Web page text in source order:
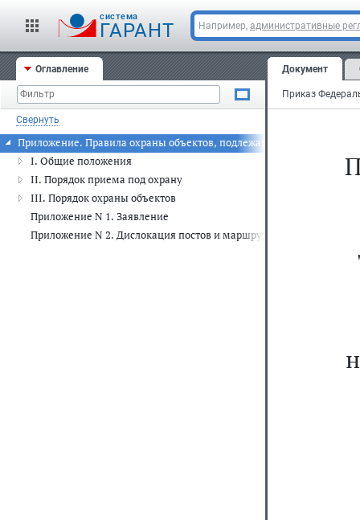
cистема
ГАРАНТ Например, административные
Оглавление
Свернуть
Приложение. Правила охраны объектов, подлежащих обязательной
I. Общие положения
II. Порядок приема под охрану
III. Порядок охраны объектов
Приложение N 1. Заявление
Приложение N 2. Дислокация постов и маршрутов
Документ